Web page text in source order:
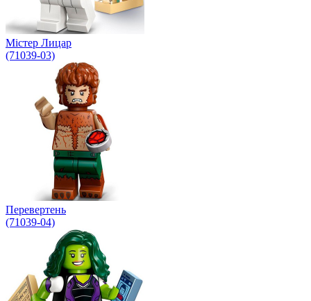
Містер Лицар
(71039-03)
Перевертень
(71039-04)